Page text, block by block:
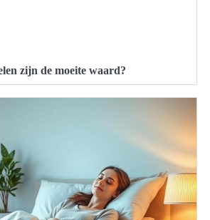
zijn de moeite waard?